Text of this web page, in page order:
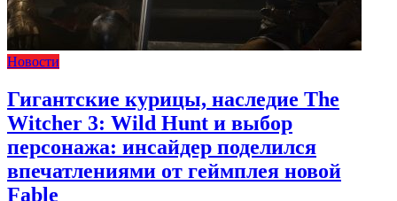
Новости
Гигантские курицы, наследие The
Witcher 3: Wild Hunt и выбор
персонажа: инсайдер поделился
впечатлениями от геймплея новой
Fable